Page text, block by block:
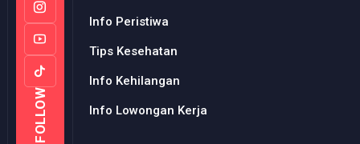
FOLLOW
Info Peristiwa
Tips Kesehatan
Info Kehilangan
Info Lowongan Kerja